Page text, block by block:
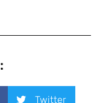
Twitter